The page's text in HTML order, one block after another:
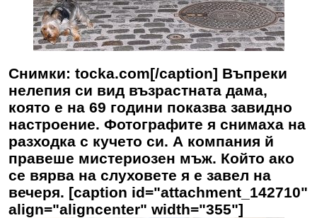
Снимки: tocka.com[/caption] Въпреки
нелепия си вид възрастната дама,
която е на 69 години показва завидно
настроение. Фотографите я снимаха на
разходка с кучето си. А компания й
правеше мистериозен мъж. Който ако
се вярва на слуховете я е завел на
вечеря. [caption id="attachment_142710"
align="aligncenter" width="355"]